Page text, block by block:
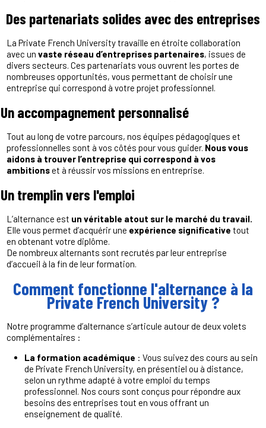
Des partenariats solides avec des entreprises
La Private French University travaille en étroite collaboration
avec un vaste réseau d’entreprises partenaires, issues de
divers secteurs. Ces partenariats vous ouvrent les portes de
nombreuses opportunités, vous permettant de choisir une
entreprise qui correspond à votre projet professionnel.
Un accompagnement personnalisé
Tout au long de votre parcours, nos équipes pédagogiques et
professionnelles sont à vos côtés pour vous guider. Nous vous
aidons à trouver l’entreprise qui correspond à vos
ambitionset à réussir vos missions en entreprise.
Un tremplin vers l'emploi
L’alternance est un véritable atout sur le marché du travail.
Elle vous permet d’acquérir une expérience significative tout
en obtenant votre diplôme.
De nombreux alternants sont recrutés par leur entreprise
d’accueil à la fin de leur formation.
Comment fonctionne l'alternance à la
Private French University ?
Notre programme d’alternance s’articule autour de deux volets
complémentaires :
La formation académique : Vous suivez des cours au sein
de Private French University, en présentiel ou à distance,
selon un rythme adapté à votre emploi du temps
professionnel. Nos cours sont conçus pour répondre aux
besoins des entreprises tout en vous offrant un
enseignement de qualité.